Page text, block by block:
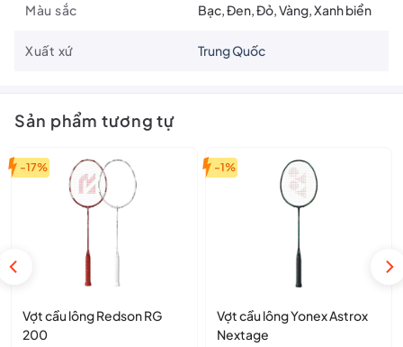
Màu sắc Bạc, Đen, Đỏ, Vàng, Xanh biển
Xuất xứ Trung Quốc
Sản phẩm tương tự
-17%
Vợt cầu lông Redson RG
200
-1%
Vợt cầu lông Yonex Astrox
Nextage